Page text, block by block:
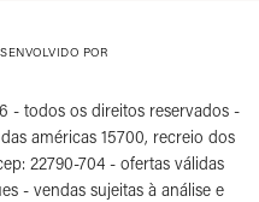
POR
- todos os direitos reservados -
américas 15700, recreio dos
22790-704 - ofertas válidas
- vendas sujeitas à análise e